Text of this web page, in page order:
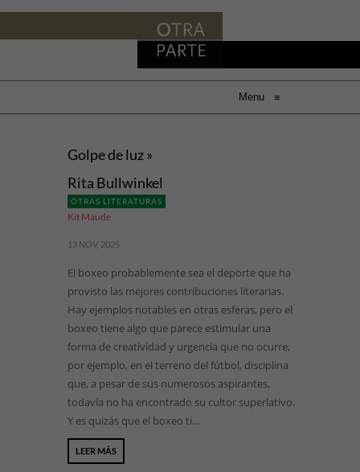
Menu ≡
Golpe de luz »
Rita Bullwinkel
OTRAS LITERATURAS
Kit Maude
13 NOV, 2025
El boxeo probablemente sea el deporte que ha
provisto las mejores contribuciones literarias.
Hay ejemplos notables en otras esferas, pero el
boxeo tiene algo que parece estimular una
forma de creatividad y urgencia que no ocurre,
por ejemplo, en el terreno del fútbol, disciplina
que, a pesar de sus numerosos aspirantes,
todavía no ha encontrado su cultor superlativo.
Y es quizás que el boxeo ti...
LEER MÁS